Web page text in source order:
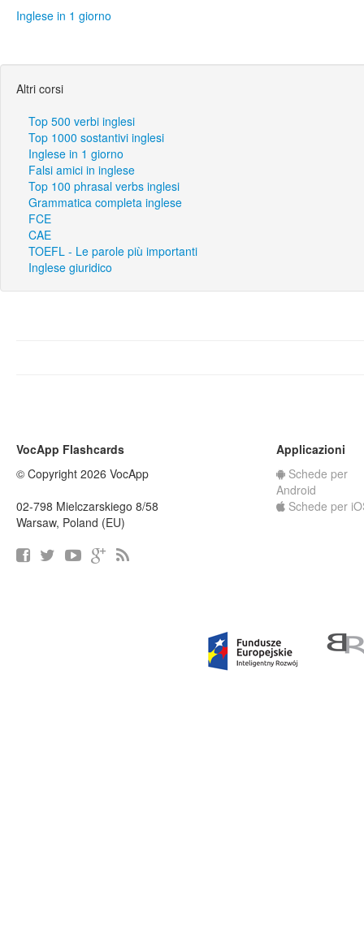
Inglese in 1 giorno
Altri corsi
Top 500 verbi inglesi
Top 1000 sostantivi inglesi
Inglese in 1 giorno
Falsi amici in inglese
Top 100 phrasal verbs inglesi
Grammatica completa inglese
FCE
CAE
TOEFL - Le parole più importanti
Inglese giuridico
VocApp Flashcards
© Copyright 2026 VocApp
02-798 Mielczarskiego 8/58
Warsaw, Poland (EU)
Applicazioni
Schede per
Android
Schede per